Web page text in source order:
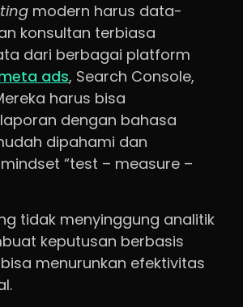
modern harus data-
konsultan terbiasa
dari berbagai platform
ads, Search Console,
harus bisa
dengan bahasa
dipahami dan
“test – measure –
tidak menyinggung analitik
keputusan berbasis
menurunkan efektivitas